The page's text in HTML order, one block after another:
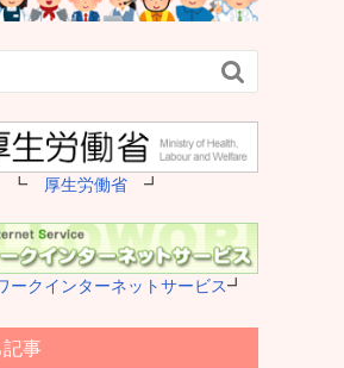

┗ 厚生労働省 ┛
ークインターネットサービス┛
記事